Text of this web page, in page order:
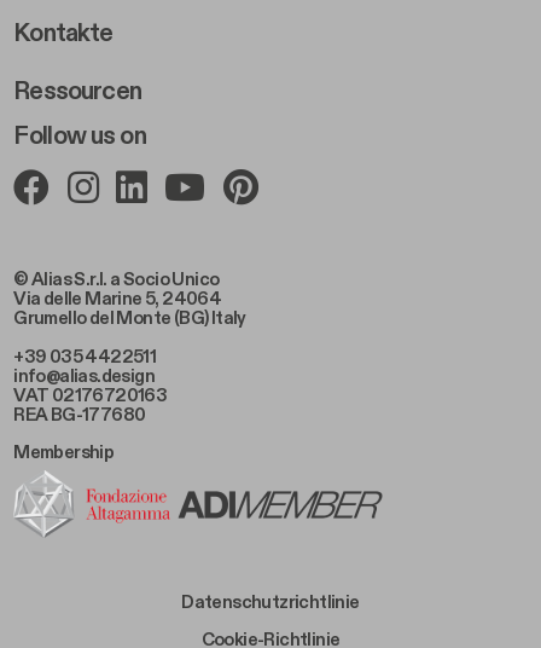
© Alias S.r.l. a Socio Unico
Via delle Marine 5, 24064
Grumello del Monte (BG) Italy
+39 035 4422511
info@alias.design
VAT 02176720163
REA BG-177680
Follow us on
Footer Right 2
Kontakte
Ressourcen
Membership
Footer Bottom Left
Datenschutzrichtlinie
Footer Bottom Left Middle
Cookie-Richtlinie